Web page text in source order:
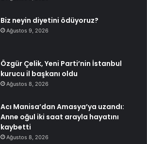
Biz neyin diyetini ödüyoruz?
Ağustos 9, 2026
Özgür Çelik, Yeni Parti’nin İstanbul
kurucu il başkanı oldu
Ağustos 8, 2026
Acı Manisa’dan Amasya’ya uzandı:
Anne oğul iki saat arayla hayatını
kaybetti
Ağustos 8, 2026